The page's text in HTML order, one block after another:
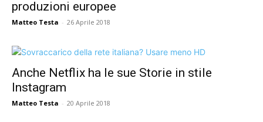
produzioni europee
Matteo Testa - 26 Aprile 2018
Anche Netflix ha le sue Storie in stile
Instagram
Matteo Testa - 20 Aprile 2018